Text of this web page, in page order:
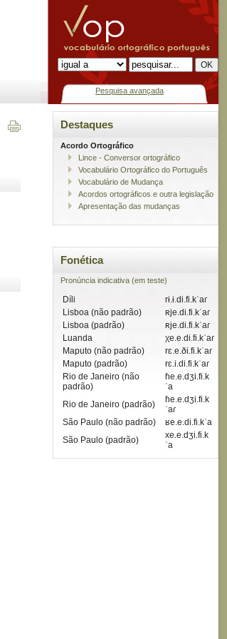
Pesquisa avançada
Destaques
Acordo Ortográfico
Lince - Conversor ortográfico
Vocabulário Ortográfico do Português
Vocabulário de Mudança
Acordos ortográficos e outra legislação
Apresentação das mudanças
Fonética
Pronúncia indicativa (em teste)
Díli
rɨ.ɨ.di.fi.kˈaɾ
Lisboa (não padrão)
ʀje.di.fi.kˈaɾ
Lisboa (padrão)
ʀje.di.fi.kˈaɾ
Luanda
χe.e.di.fi.kˈaɾ
Maputo (não padrão)
rɛ.e.ði.fi.kˈaɾ
Maputo (padrão)
rɛ.i.di.fi.kˈaɾ
Rio de Janeiro (não
padrão)
ɦe.e.dʒi.fi.k
ˈa
Rio de Janeiro (padrão)
ɦe.e.dʒi.fi.k
ˈaɾ
São Paulo (não padrão)
ʁe.e.di.fi.kˈa
São Paulo (padrão)
xe.e.dʒi.fi.k
ˈa